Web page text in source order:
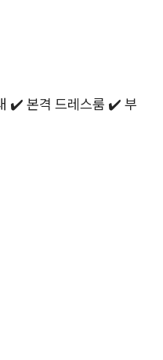
✔️ 본격 드레스룸 ✔️ 부